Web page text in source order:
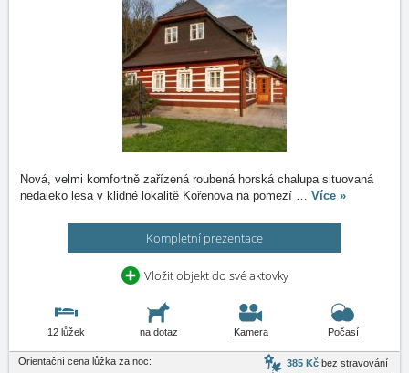
Nová, velmi komfortně zařízená roubená horská chalupa situovaná
nedaleko lesa v klidné lokalitě Kořenova na pomezí … Více »
Kompletní prezentace
Vložit objekt do své aktovky
12 lůžek na dotaz Kamera Počasí
Orientační cena lůžka za noc: 385 Kč bez stravování